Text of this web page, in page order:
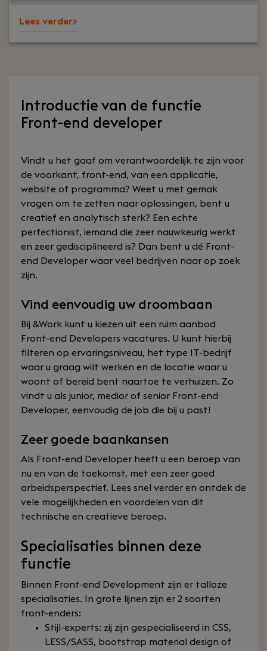
Lees verder>
Introductie van de functie
Front-end developer
Vindt u het gaaf om verantwoordelijk te zijn voor
de voorkant, front-end, van een applicatie,
website of programma? Weet u met gemak
vragen om te zetten naar oplossingen, bent u
creatief en analytisch sterk? Een echte
perfectionist, iemand die zeer nauwkeurig werkt
en zeer gedisciplineerd is? Dan bent u dé Front-
end Developer waar veel bedrijven naar op zoek
zijn.
Vind eenvoudig uw droombaan
Bij &Work kunt u kiezen uit een ruim aanbod
Front-end Developers vacatures. U kunt hierbij
filteren op ervaringsniveau, het type IT-bedrijf
waar u graag wilt werken en de locatie waar u
woont of bereid bent naartoe te verhuizen. Zo
vindt u als junior, medior of senior Front-end
Developer, eenvoudig de job die bij u past!
Zeer goede baankansen
Als Front-end Developer heeft u een beroep van
nu en van de toekomst, met een zeer goed
arbeidsperspectief. Lees snel verder en ontdek de
vele mogelijkheden en voordelen van dit
technische en creatieve beroep.
Specialisaties binnen deze
functie
Binnen Front-end Development zijn er talloze
specialisaties. In grote lijnen zijn er 2 soorten
front-enders:
Stijl-experts: zij zijn gespecialiseerd in CSS,
LESS/SASS, bootstrap material design of